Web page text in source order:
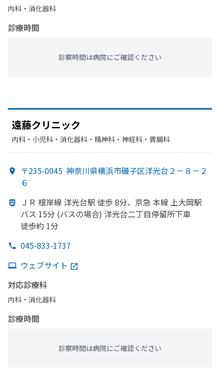
内科・​消化器科
診療時間
診察時間は病院にご確認ください
遠藤クリニック
内科・​小児科・​消化器科・​精神科・神経科・​胃腸科
〒235-0045 神奈川県横浜市磯子区洋光台２－８－２
６
ＪＲ 根岸線 洋光台駅 徒歩 8分、 京急 本線 上大岡駅
バス 15分 (バスの場合) 洋光台二丁目停留所下車
徒歩約 1分
045-833-1737
ウェブサイト
対応診療科
内科・​消化器科
診療時間
診察時間は病院にご確認ください